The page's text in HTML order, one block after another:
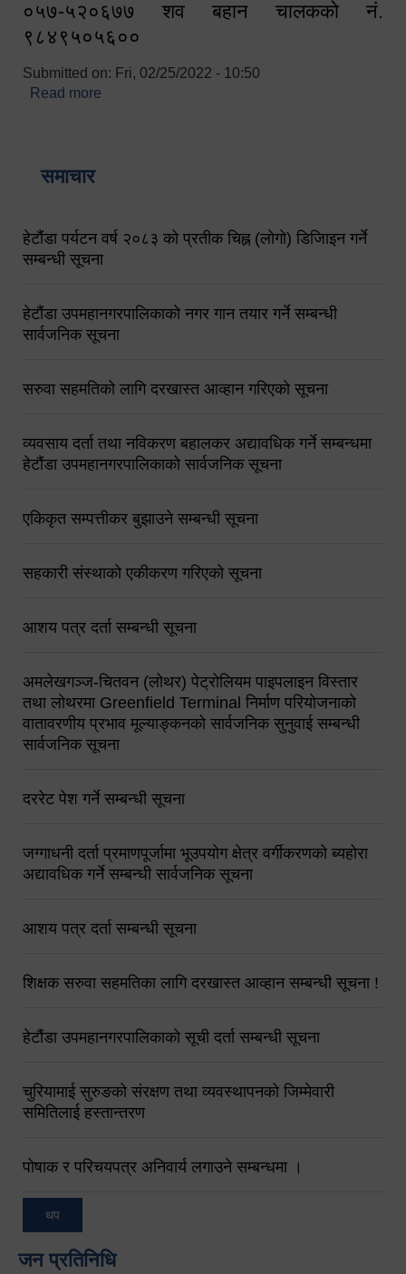
०५७-५२०६७७ शव बहान चालकको नं.
९८४९५०५६००
Submitted on: Fri, 02/25/2022 - 10:50
Read more
समाचार
हेटौंडा पर्यटन वर्ष २०८३ को प्रतीक चिह्न (लोगो) डिजिाइन गर्ने
सम्बन्धी सूचना
हेटौंडा उपमहानगरपालिकाको नगर गान तयार गर्ने सम्बन्धी
सार्वजनिक सूचना
सरुवा सहमतिको लागि दरखास्त आव्हान गरिएको सूचना
व्यवसाय दर्ता तथा नविकरण बहालकर अद्यावधिक गर्ने सम्बन्धमा
हेटौंडा उपमहानगरपालिकाको सार्वजनिक सूचना
एकिकृत सम्पत्तीकर बुझाउने सम्बन्धी सूचना
सहकारी संस्थाको एकीकरण गरिएको सूचना
आशय पत्र दर्ता सम्बन्धी सूचना
अमलेखगञ्ज-चितवन (लोथर) पेट्रोलियम पाइपलाइन विस्तार
तथा लोथरमा Greenfield Terminal निर्माण परियोजनाको
वातावरणीय प्रभाव मूल्याङ्कनको सार्वजनिक सुनुवाई सम्बन्धी
सार्वजनिक सूचना
दररेट पेश गर्ने सम्बन्धी सूचना
जग्गाधनी दर्ता प्रमाणपूर्जामा भूउपयोग क्षेत्र वर्गीकरणको ब्यहोरा
अद्यावधिक गर्ने सम्बन्धी सार्वजनिक सूचना
आशय पत्र दर्ता सम्बन्धी सूचना
शिक्षक सरुवा सहमतिका लागि दरखास्त आव्हान सम्बन्धी सूचना !
हेटौंडा उपमहानगरपालिकाको सूची दर्ता सम्बन्धी सूचना
चुरियामाई सुरुङको संरक्षण तथा व्यवस्थापनको जिम्मेवारी
समितिलाई हस्तान्तरण
पोषाक र परिचयपत्र अनिवार्य लगाउने सम्बन्धमा ।
थप
जन प्रतिनिधि